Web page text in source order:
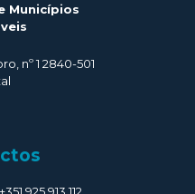
Municípios
nº 1 2840-501